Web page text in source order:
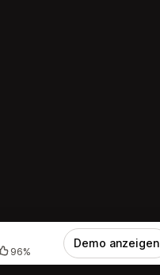
96%
Demo anzeigen